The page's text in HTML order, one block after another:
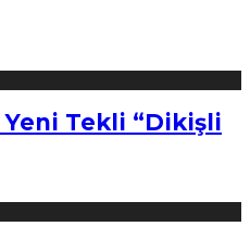
Yeni Tekli “Dikişli